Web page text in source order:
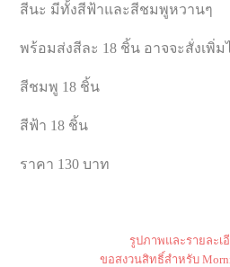
สีนะ มีทั้งสีฟ้าและสีชมพูหวานๆ
พร้อมส่งสีละ 18 ชิ้น อาจจะสั่งเพิ่ม
สีชมพู 18 ชิ้น
สีฟ้า 18 ชิ้น
ราคา 130 บาท
รูปภาพและรายละเ
ขอสงวนสิทธิ์สำหรับ